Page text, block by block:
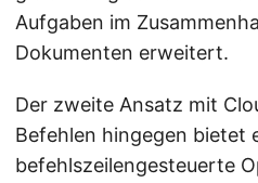
Aufgaben im
Dokumenten erweitert.
Der zweite Ansatz mit
Befehlen hingegen bietet
befehlszeilengesteuerte